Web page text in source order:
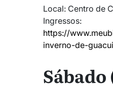
Local: Centro de
Ingressos:
https://
inverno-de-
Sábado